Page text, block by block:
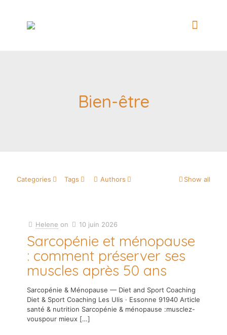
Bien-être
Categories Tags Authors Show all
Helene on 10 juin 2026
Sarcopénie et ménopause
: comment préserver ses
muscles après 50 ans
Sarcopénie & Ménopause — Diet and Sport Coaching
Diet & Sport Coaching Les Ulis · Essonne 91940 Article
santé & nutrition Sarcopénie & ménopause :musclez-
vouspour mieux […]